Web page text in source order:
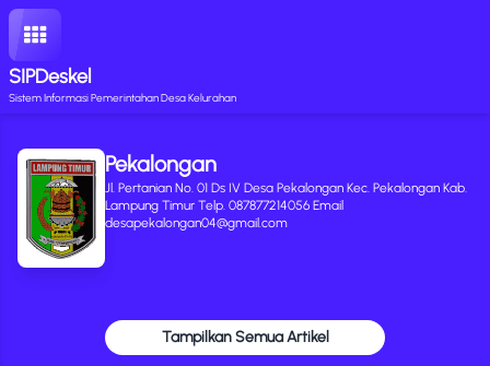
SIPDeskel
Sistem Informasi Pemerintahan Desa Kelurahan
Pekalongan
Jl. Pertanian No. 01 Ds IV Desa Pekalongan Kec. Pekalongan Kab.
Lampung Timur Telp. 087877214056 Email
desapekalongan04@gmail.com
Tampilkan Semua Artikel